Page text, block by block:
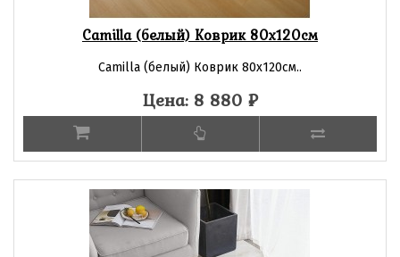
Camilla (белый) Коврик 80х120см
Camilla (белый) Коврик 80х120см..
Цена: 8 880 ₽